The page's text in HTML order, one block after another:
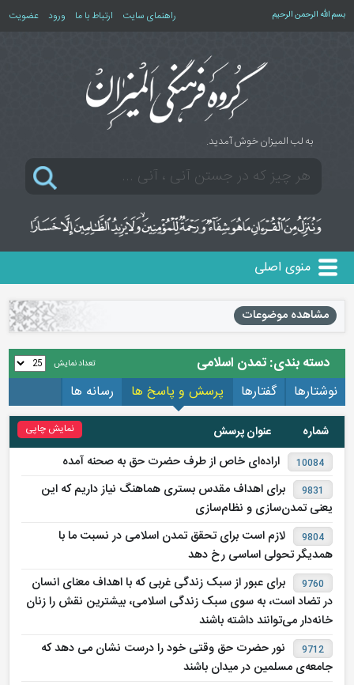
بسم الله الرحمن الرحیم راهنمای سایت ارتباط با ما ورود عضویت
به لب المیزان خوش آمدید.
منوی اصلی
مشاهده موضوعات
دسته بندی: تمدن اسلامی تعداد نمایش
نوشتارها گفتارها پرسش و پاسخ ها رسانه ها
نمایش چاپی شماره عنوان پرسش
10084 اراده‌ای خاص از طرف حضرت حق به صحنه آمده
9831
برای اهداف مقدس بستری هماهنگ نیاز داریم که این
یعنی تمدن‌سازی و نظام‌سازی
9804
لازم است برای تحقق تمدن اسلامی در نسبت ما با
همدیگر تحولی اساسی رخ دهد
9760
برای عبور از سبک زندگی غربی که با اهداف معنای انسان
در تضاد است، به سوی سبک زندگی اسلامی، بیشترین نقش را زنان
خانه‌دار می‌توانند داشته باشند
9712
نور حضرت حق وقتی خود را درست نشان می دهد که
جامعه‌ی مسلمین در میدان باشند